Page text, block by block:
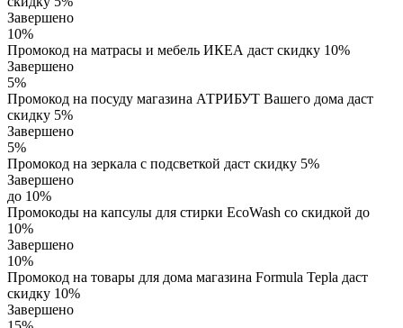
Завершено
10%
Промокод на матрасы и мебель ИКЕА даст скидку 10%
Завершено
5%
Промокод на посуду магазина АТРИБУТ Вашего дома даст
скидку 5%
Завершено
5%
Промокод на зеркала с подсветкой даст скидку 5%
Завершено
до 10%
Промокоды на капсулы для стирки EcoWash со скидкой до
10%
Завершено
10%
Промокод на товары для дома магазина Formula Tepla даст
скидку 10%
Завершено